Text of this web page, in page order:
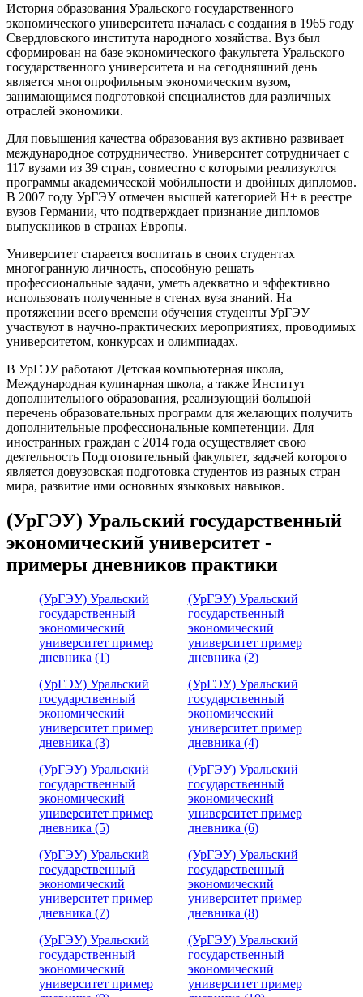
История образования Уральского государственного
экономического университета началась с создания в 1965 году
Свердловского института народного хозяйства. Вуз был
сформирован на базе экономического факультета Уральского
государственного университета и на сегодняшний день
является многопрофильным экономическим вузом,
занимающимся подготовкой специалистов для различных
отраслей экономики.
Для повышения качества образования вуз активно развивает
международное сотрудничество. Университет сотрудничает с
117 вузами из 39 стран, совместно с которыми реализуются
программы академической мобильности и двойных дипломов.
В 2007 году УрГЭУ отмечен высшей категорией Н+ в реестре
вузов Германии, что подтверждает признание дипломов
выпускников в странах Европы.
Университет старается воспитать в своих студентах
многогранную личность, способную решать
профессиональные задачи, уметь адекватно и эффективно
использовать полученные в стенах вуза знаний. На
протяжении всего времени обучения студенты УрГЭУ
участвуют в научно-практических мероприятиях, проводимых
университетом, конкурсах и олимпиадах.
В УрГЭУ работают Детская компьютерная школа,
Международная кулинарная школа, а также Институт
дополнительного образования, реализующий большой
перечень образовательных программ для желающих получить
дополнительные профессиональные компетенции. Для
иностранных граждан с 2014 года осуществляет свою
деятельность Подготовительный факультет, задачей которого
является довузовская подготовка студентов из разных стран
мира, развитие ими основных языковых навыков.
(УрГЭУ) Уральский государственный
экономический университет -
примеры дневников практики
(УрГЭУ) Уральский
государственный
экономический
университет пример
дневника (1)
(УрГЭУ) Уральский
государственный
экономический
университет пример
дневника (2)
(УрГЭУ) Уральский
государственный
экономический
университет пример
дневника (3)
(УрГЭУ) Уральский
государственный
экономический
университет пример
дневника (4)
(УрГЭУ) Уральский
государственный
экономический
университет пример
дневника (5)
(УрГЭУ) Уральский
государственный
экономический
университет пример
дневника (6)
(УрГЭУ) Уральский
государственный
экономический
университет пример
дневника (7)
(УрГЭУ) Уральский
государственный
экономический
университет пример
дневника (8)
(УрГЭУ) Уральский
государственный
экономический
университет пример
(УрГЭУ) Уральский
государственный
экономический
университет пример